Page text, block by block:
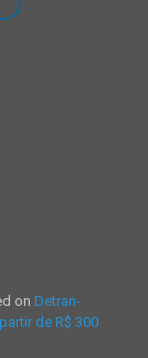
on Detran-
de R$ 300